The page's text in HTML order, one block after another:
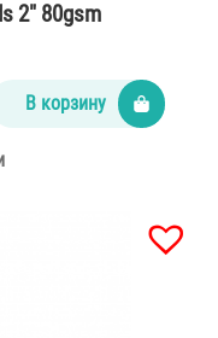
2″ 80gsm
В корзину